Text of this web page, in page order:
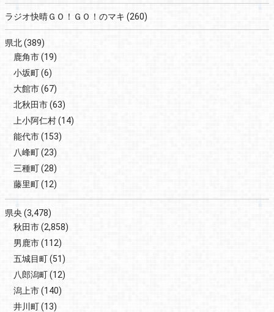
ラジオ快晴ＧＯ！ＧＯ！のマキ (260)
県北(389)
鹿角市(19)
小坂町(6)
大館市(67)
北秋田市(63)
上小阿仁村(14)
能代市(153)
八峰町(23)
三種町(28)
藤里町(12)
県央 (3,478)
秋田市(2,858)
男鹿市(112)
五城目町(51)
八郎潟町(12)
潟上市(140)
井川町(13)